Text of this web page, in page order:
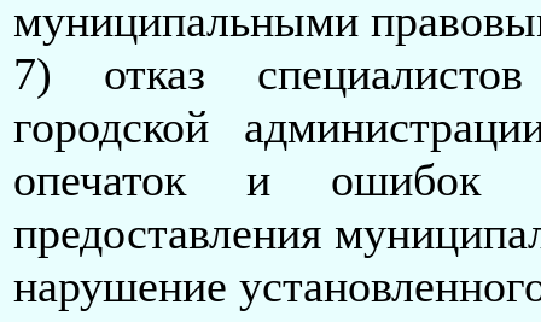
муниципальными
7) отказ
городской
опечаток и ошибок
предоставления
нарушение